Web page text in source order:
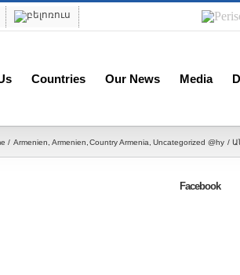
Countries Our News Media
Armenien Armenien Country Armenia Uncategorized @hy
Facebook